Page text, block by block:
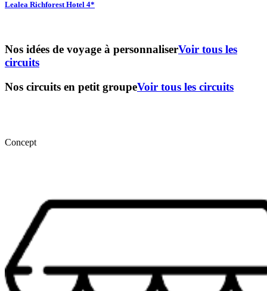
Lealea Richforest Hotel 4*
Nos idées de voyage à personnaliserVoir tous les
circuits
Nos circuits en petit groupeVoir tous les circuits
Concept